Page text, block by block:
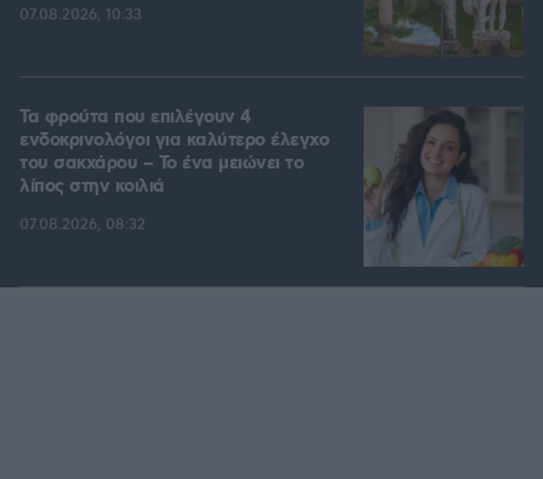
07.08.2026, 10:33
Τα φρούτα που επιλέγουν 4
ενδοκρινολόγοι για καλύτερο έλεγχο
του σακχάρου – Το ένα μειώνει το
λίπος στην κοιλιά
07.08.2026, 08:32